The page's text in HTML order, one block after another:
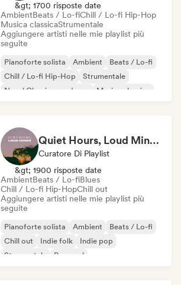
&gt; 1700 risposte date
AmbientBeats / Lo-fiChill / Lo-fi Hip-Hop
Musica classicaStrumentale
Aggiungere artisti nelle mie playlist più
seguite
Pianoforte solista Ambient
Beats / Lo-fi
Chill / Lo-fi Hip-Hop
Strumentale
Neo / Classico moderno
Musica classica
Quiet Hours, Loud Minds 🔮 Singer-Songwriter, Bedroom Pop & Dream Pop
Curatore Di Playlist
&gt; 1900 risposte date
AmbientBeats / Lo-fiBlues
Chill / Lo-fi Hip-HopChill out
Aggiungere artisti nelle mie playlist più
seguite
Pianoforte solista Ambient
Beats / Lo-fi
Chill out
Indie folk
Indie pop
Strumentale
Pop soul